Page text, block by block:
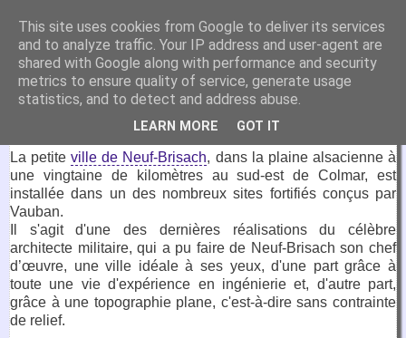
VirtuaFrance
Visitez la France depuis votre fauteuil.
25 février 2019
Neuf-Brisach
La petiteville de Neuf-Brisach, dans la plaine alsacienne à
une vingtaine de kilomètres au sud-est de Colmar, est
installée dans un des nombreux sites fortifiés conçus par
Vauban.
Il s'agit d'une des dernières réalisations du célèbre
architecte militaire, qui a pu faire de Neuf-Brisach son chef
d’œuvre, une ville idéale à ses yeux, d'une part grâce à
toute une vie d'expérience en ingénierie et, d'autre part,
grâce à une topographie plane, c'est-à-dire sans contrainte
de relief.
This site uses cookies from Google to deliver its services
and to analyze traffic. Your IP address and user-agent are
shared with Google along with performance and security
metrics to ensure quality of service, generate usage
statistics, and to detect and address abuse.
LEARN MORE GOT IT